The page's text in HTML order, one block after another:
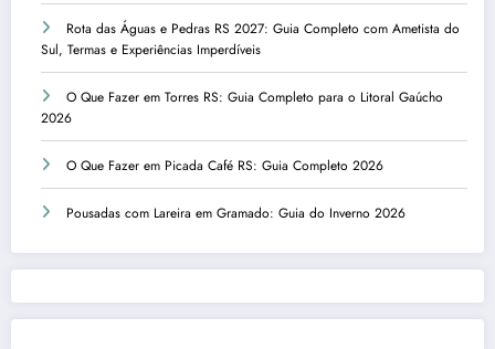
Rota das Águas e Pedras RS 2027: Guia Completo com Ametista do
Sul, Termas e Experiências Imperdíveis
O Que Fazer em Torres RS: Guia Completo para o Litoral Gaúcho
2026
O Que Fazer em Picada Café RS: Guia Completo 2026
Pousadas com Lareira em Gramado: Guia do Inverno 2026